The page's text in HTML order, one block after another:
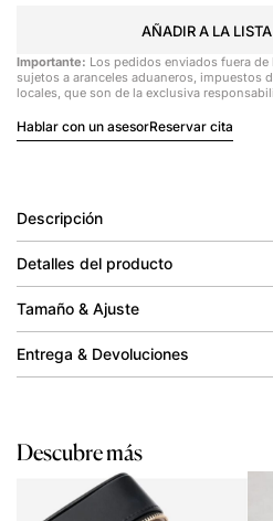
AÑADIR A LA
Importante: Los pedidos enviados fuera
sujetos a aranceles aduaneros, impuestos
locales, que son de la exclusiva
Hablar con un asesorReservar cita
Descripción
Detalles del producto
Tamaño & Ajuste
Entrega & Devoluciones
Descubre más